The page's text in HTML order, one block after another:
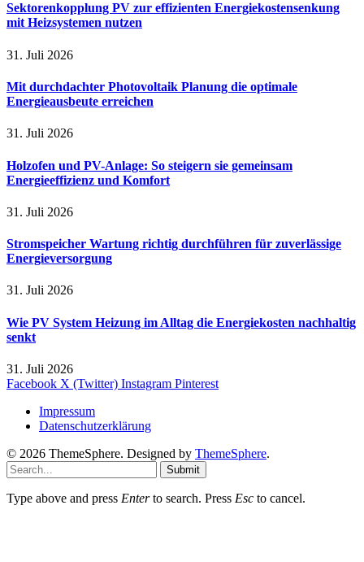
Sektorenkopplung PV zur effizienten Energiekostensenkung
mit Heizsystemen nutzen
31. Juli 2026
Mit durchdachter Photovoltaik Planung die optimale
Energieausbeute erreichen
31. Juli 2026
Holzofen und PV-Anlage: So steigern sie gemeinsam
Energieeffizienz und Komfort
31. Juli 2026
Stromspeicher Wartung richtig durchführen für zuverlässige
Energieversorgung
31. Juli 2026
Wie PV System Heizung im Alltag die Energiekosten nachhaltig
senkt
31. Juli 2026
Facebook X (Twitter) Instagram Pinterest
Impressum
Datenschutzerklärung
© 2026 ThemeSphere. Designed by ThemeSphere.
Submit
Type above and press Enterto search. Press Esc to cancel.